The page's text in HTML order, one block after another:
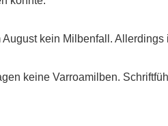
kein Milbenfall.
keine Varroamilben.